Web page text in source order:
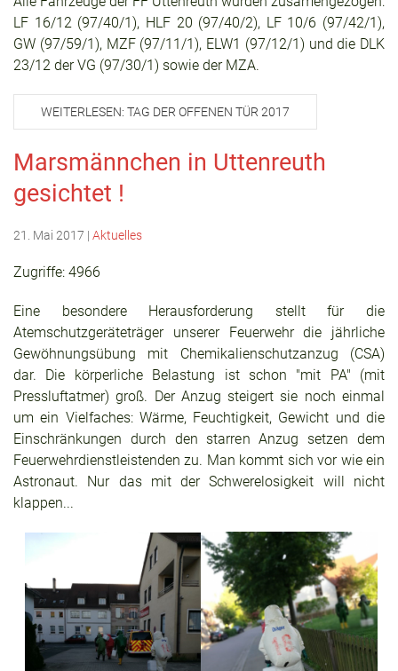
LF 16/12 (97/40/1), HLF 20 (97/40/2), LF 10/6 (97/42/1),
GW (97/59/1), MZF (97/11/1), ELW1 (97/12/1) und die DLK
23/12 der VG (97/30/1) sowie der MZA.
WEITERLESEN: TAG DER OFFENEN TÜR 2017
Marsmännchen in Uttenreuth
gesichtet !
21. Mai 2017 | Aktuelles
Zugriffe: 4966
Eine besondere Herausforderung stellt für die
Atemschutzgeräteträger unserer Feuerwehr die jährliche
Gewöhnungsübung mit Chemikalienschutzanzug (CSA)
dar. Die körperliche Belastung ist schon "mit PA" (mit
Pressluftatmer) groß. Der Anzug steigert sie noch einmal
um ein Vielfaches: Wärme, Feuchtigkeit, Gewicht und die
Einschränkungen durch den starren Anzug setzen dem
Feuerwehrdienstleistenden zu. Man kommt sich vor wie ein
Astronaut. Nur das mit der Schwerelosigkeit will nicht
klappen...